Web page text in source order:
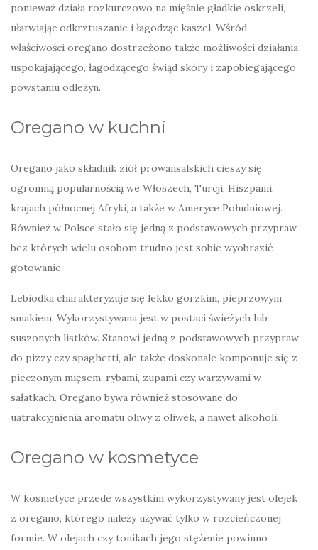
ponieważ działa rozkurczowo na mięśnie gładkie oskrzeli,
ułatwiając odkrztuszanie i łagodząc kaszel. Wśród
właściwości oregano dostrzeżono także możliwości działania
uspokajającego, łagodzącego świąd skóry i zapobiegającego
powstaniu odleżyn.
Oregano w kuchni
Oregano jako składnik ziół prowansalskich cieszy się
ogromną popularnością we Włoszech, Turcji, Hiszpanii,
krajach północnej Afryki, a także w Ameryce Południowej.
Również w Polsce stało się jedną z podstawowych przypraw,
bez których wielu osobom trudno jest sobie wyobrazić
gotowanie.
Lebiodka charakteryzuje się lekko gorzkim, pieprzowym
smakiem. Wykorzystywana jest w postaci świeżych lub
suszonych listków. Stanowi jedną z podstawowych przypraw
do pizzy czy spaghetti, ale także doskonale komponuje się z
pieczonym mięsem, rybami, zupami czy warzywami w
sałatkach. Oregano bywa również stosowane do
uatrakcyjnienia aromatu oliwy z oliwek, a nawet alkoholi.
Oregano w kosmetyce
W kosmetyce przede wszystkim wykorzystywany jest olejek
z oregano, którego należy używać tylko w rozcieńczonej
formie. W olejach czy tonikach jego stężenie powinno